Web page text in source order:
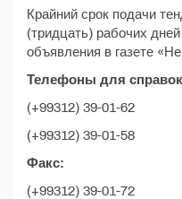
Крайний срок подачи
(тридцать) рабочих
объявления в газете
Телефоны для
(+99312) 39-01-62
(+99312) 39-01-58
Факс:
(+99312) 39-01-72